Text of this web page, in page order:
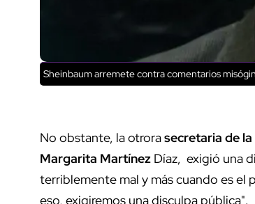
Sheinbaum arremete contra comentarios
No obstante, la otrorasecretaria de
Margarita Martínez Díaz, exigió una
terriblemente mal y más cuando es el
eso, exigiremos una disculpa pública".